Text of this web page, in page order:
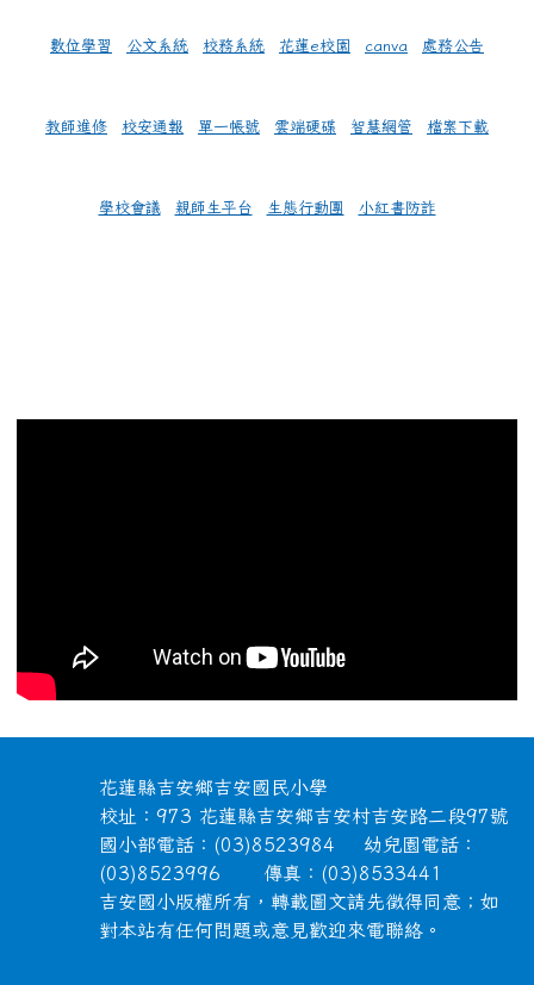
數位學習 公文系統 校務系統 花蓮e校園 canva 處務公告
教師進修 校安通報 單一帳號 雲端硬碟 智慧網管 檔案下載
學校會議 親師生平台 生態行動團 小紅書防詐
頁尾區域內容
花蓮縣吉安鄉吉安國民小學
校址：973 花蓮縣吉安鄉吉安村吉安路二段97號
國小部電話：(03)8523984 幼兒園電話：
(03)8523996 傳真：(03)8533441
吉安國小版權所有，轉載圖文請先徵得同意；如
對本站有任何問題或意見歡迎來電聯絡。